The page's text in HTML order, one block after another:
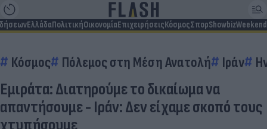
ΕλλάδαΠολιτικήΟικονομίαΕπιχειρήσειςΚόσμοςΣπορShowbizWeekend
Κόσμος Πόλεμος στη Μέση Ανατολή Ιράν
Εμιράτα: Διατηρούμε το δικαίωμα να
απαντήσουμε - Ιράν: Δεν είχαμε σκοπό τους